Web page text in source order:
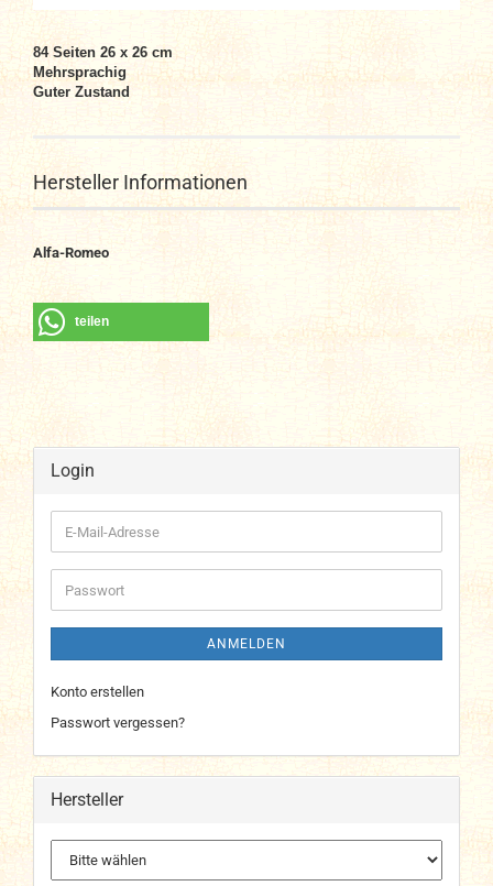
84 Seiten 26 x 26 cm
Mehrsprachig
Guter Zustand
Hersteller Informationen
Alfa-Romeo
teilen
Login
E-
Mail-
Adresse
Passwort
ANMELDEN
Konto erstellen
Passwort vergessen?
Hersteller